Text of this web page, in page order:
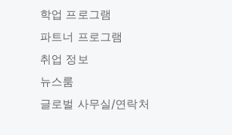
학업 프로그램
파트너 프로그램
취업 정보
뉴스룸
글로벌 사무실/연락처